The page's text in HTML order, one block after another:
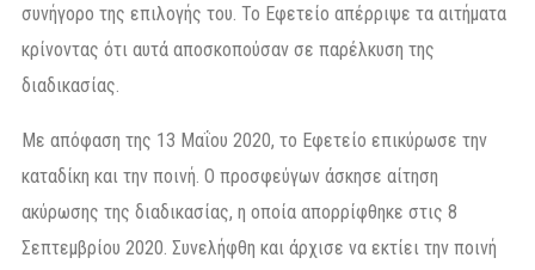
συνήγορο της επιλογής του. Το Εφετείο απέρριψε τα αιτήματα
κρίνοντας ότι αυτά αποσκοπούσαν σε παρέλκυση της
διαδικασίας.
Με απόφαση της 13 Μαΐου 2020, το Εφετείο επικύρωσε την
καταδίκη και την ποινή. Ο προσφεύγων άσκησε αίτηση
ακύρωσης της διαδικασίας, η οποία απορρίφθηκε στις 8
Σεπτεμβρίου 2020. Συνελήφθη και άρχισε να εκτίει την ποινή